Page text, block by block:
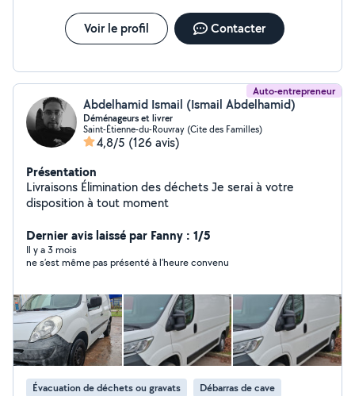
Voir le profil Contacter
Auto-entrepreneur
Abdelhamid Ismail (Ismail Abdelhamid)
Déménageurs et livrer
Saint-Étienne-du-Rouvray (Cite des Familles)
4,8/5 (126 avis)
Présentation
Livraisons Élimination des déchets Je serai à votre
disposition à tout moment
Dernier avis laissé par Fanny : 1/5
Il y a 3 mois
ne s’est même pas présenté à l’heure convenu
Évacuation de déchets ou gravats Débarras de cave